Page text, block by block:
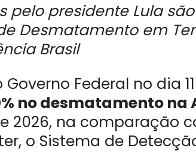
pelo presidente Lula
Desmatamento em
Brasil
Federal no dia
no desmatamento na
2026, na comparação
o Sistema de